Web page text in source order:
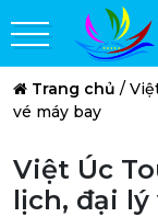
Trang chủ /
vé máy bay
Việt Úc
lịch, đại lý